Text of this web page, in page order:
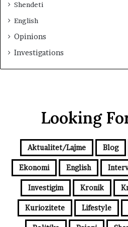
Shendeti
English
Opinions
Investigations
Looking
Aktualitet/Lajme Blog
Ekonomi English
Investigim Kronik
Kuriozitete Lifestyle